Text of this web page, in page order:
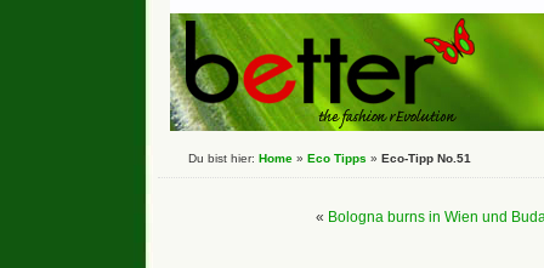
Du bist hier: Home » Eco Tipps » Eco-Tipp No.51
« Bologna burns in Wien und